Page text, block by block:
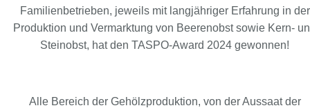
Familienbetrieben, jeweils mit langjähriger Erfahrung in der
Produktion und Vermarktung von Beerenobst sowie Kern-
Steinobst, hat den TASPO-Award 2024 gewonnen!
Alle Bereich der Gehölzproduktion, von der Aussaat der